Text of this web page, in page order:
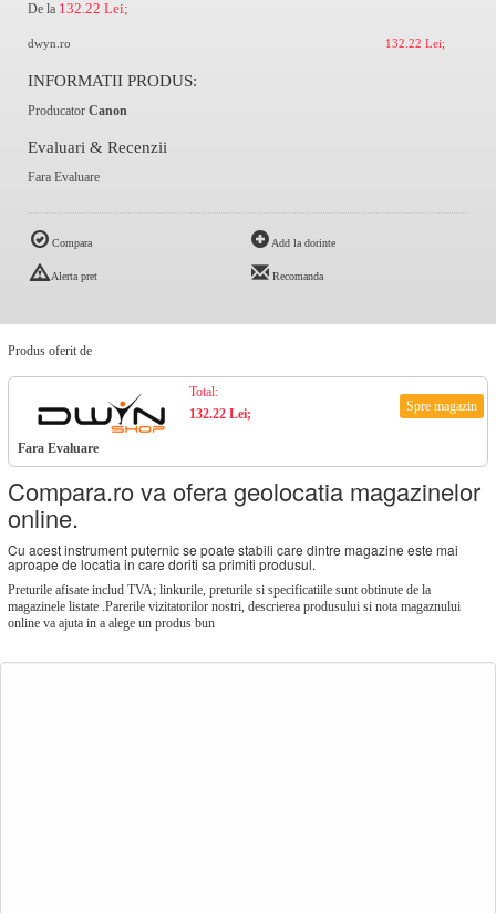
De la 132.22 Lei;
dwyn.ro 132.22 Lei;
INFORMATII PRODUS:
Producator Canon
Evaluari & Recenzii
Fara Evaluare
Compara Add la dorinte
Alerta pret Recomanda
Produs oferit de
Fara Evaluare
Spre magazin
Total:
132.22 Lei;
Compara.ro va ofera geolocatia magazinelor
online.
Cu acest instrument puternic se poate stabili care dintre magazine este mai
aproape de locatia in care doriti sa primiti produsul.
Preturile afisate includ TVA; linkurile, preturile si specificatiile sunt obtinute de la
magazinele listate .Parerile vizitatorilor nostri, descrierea produsului si nota magaznului
online va ajuta in a alege un produs bun